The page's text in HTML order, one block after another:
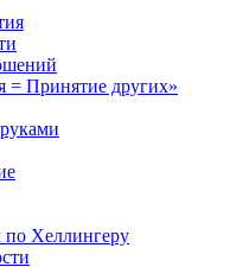
= Принятие других»
по Хеллингеру